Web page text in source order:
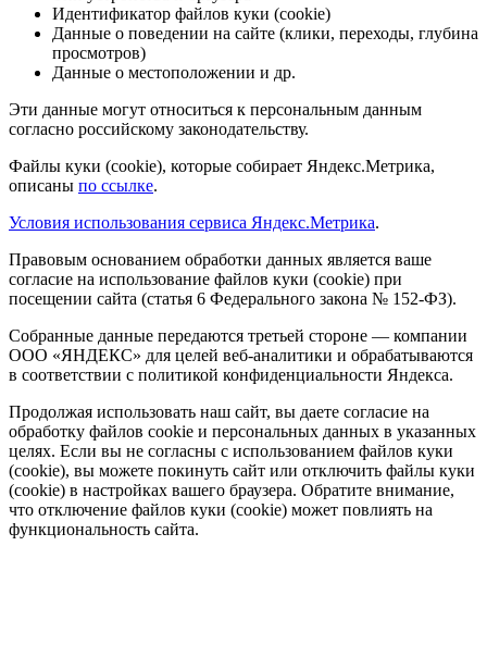
Идентификатор файлов куки (cookie)
Данные о поведении на сайте (клики, переходы, глубина
просмотров)
Данные о местоположении и др.
Эти данные могут относиться к персональным данным
согласно российскому законодательству.
Файлы куки (cookie), которые собирает Яндекс.Метрика,
описаны по ссылке.
Условия использования сервиса Яндекс.Метрика.
Правовым основанием обработки данных является ваше
согласие на использование файлов куки (cookie) при
посещении сайта (статья 6 Федерального закона № 152-ФЗ).
Собранные данные передаются третьей стороне — компании
ООО «ЯНДЕКС» для целей веб-аналитики и обрабатываются
в соответствии с политикой конфиденциальности Яндекса.
Продолжая использовать наш сайт, вы даете согласие на
обработку файлов cookie и персональных данных в указанных
целях. Если вы не согласны с использованием файлов куки
(cookie), вы можете покинуть сайт или отключить файлы куки
(cookie) в настройках вашего браузера. Обратите внимание,
что отключение файлов куки (cookie) может повлиять на
функциональность сайта.